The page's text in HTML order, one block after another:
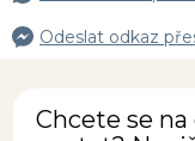
Odeslat odkaz
Chcete se